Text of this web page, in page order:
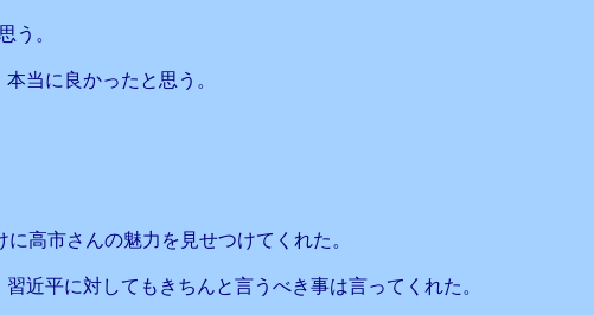
う。
当に良かったと思う。
高市さんの魅力を見せつけてくれた。
近平に対してもきちんと言うべき事は言ってくれた。